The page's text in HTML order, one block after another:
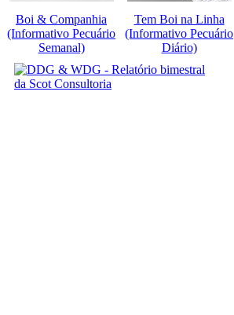
Boi & Companhia
(Informativo Pecuário
Semanal)
Tem Boi na Linha
(Informativo Pecuário
Diário)